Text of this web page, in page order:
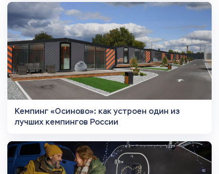
Кемпинг «Осиново»: как устроен один из
лучших кемпингов России